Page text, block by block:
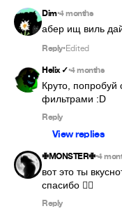
Dim•4 months
абер ищ виль
Reply•Edited
Helix ✓•4 months
Круто,
фильтрами :D
Reply
View replies
✙MONSTER✙•4
вот это ты
спасибо ❤️‍🔥
Reply